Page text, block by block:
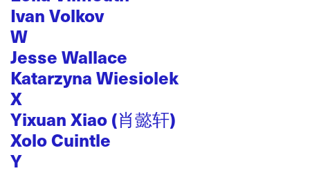
Ivan Volkov
W
Jesse Wallace
Katarzyna Wiesiolek
X
Yixuan Xiao (肖懿轩)
Xolo Cuintle
Y